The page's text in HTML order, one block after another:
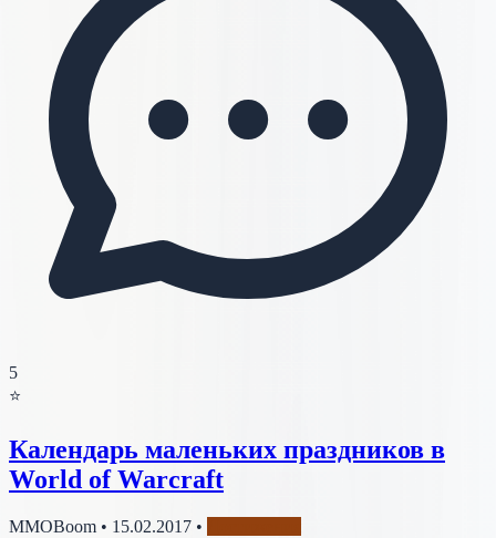
5
⭐
Календарь маленьких праздников в
World of Warcraft
MMOBoom • 15.02.2017 •